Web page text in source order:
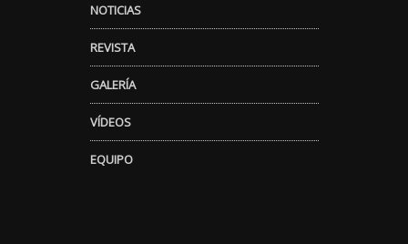
NOTICIAS
REVISTA
GALERÍA
VÍDEOS
EQUIPO